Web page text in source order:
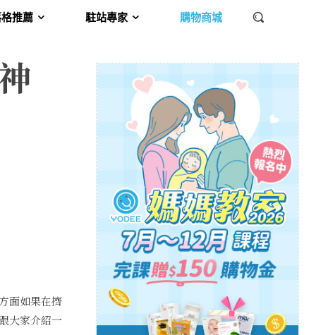
推薦 駐站專家 購物商城
面如果在擠
大家介紹一